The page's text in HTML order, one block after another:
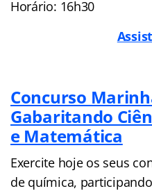
Horário: 16h30
Concurso
Gabaritando
e Matemática
Exercite hoje os seus
de química,